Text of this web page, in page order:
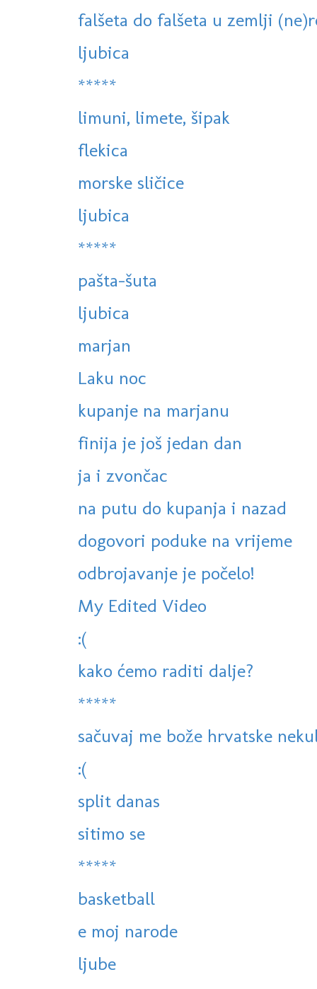
falšeta do falšeta u zemlji
ljubica
*****
limuni, limete, šipak
flekica
morske sličice
ljubica
*****
pašta-šuta
ljubica
marjan
Laku noc
kupanje na marjanu
finija je još jedan dan
ja i zvončac
na putu do kupanja i nazad
dogovori poduke na vrijeme
odbrojavanje je počelo!
My Edited Video
:(
kako ćemo raditi dalje?
*****
sačuvaj me bože hrvatske
:(
split danas
sitimo se
*****
basketball
e moj narode
ljube